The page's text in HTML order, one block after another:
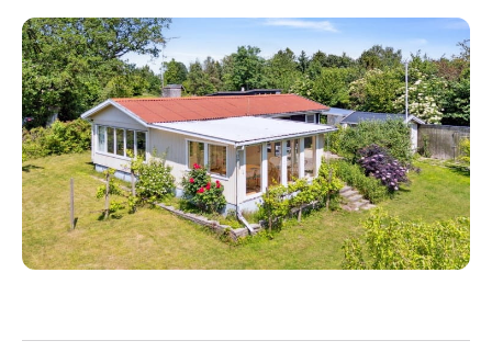
blandt vores sælgere og købere ligger stabilt i den
allerhøjeste ende af skalaen, hvilket vi er meget
stolte af
Et stærkt bagland i form af en stor landsdækkende
kæde, der sikrer at din bolig bliver annonceret på
bedste vis på Nybolig.dk, boligsiden.dk og
boliga.dk. Herudover kan vores digitale værktøj
Nybolig SmartSalg via intelligent annoncering
flerdoble antallet af potentielle købere til din bolig.
Vores landsdækkende køberkartotek rummer også
Ring til os, hvis du ønsker en gratis og uforpligtende